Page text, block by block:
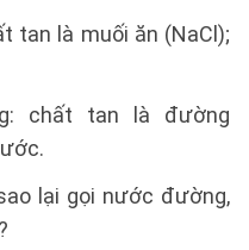
tan là muối ăn (NaCl);
chất tan là đường
lại gọi nước đường,